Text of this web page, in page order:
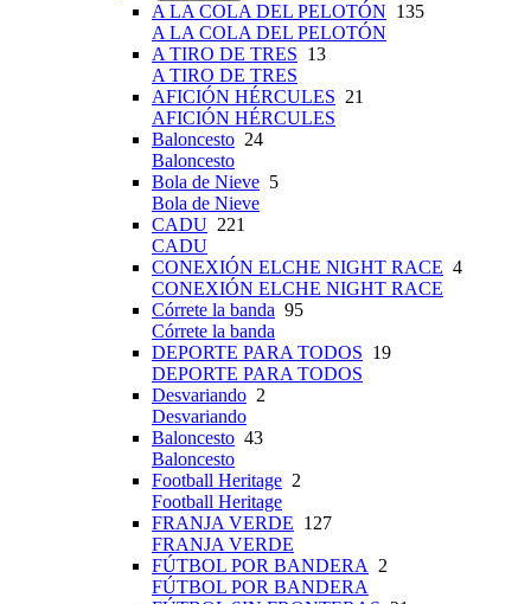
A LA COLA DEL PELOTÓN 135
A LA COLA DEL PELOTÓN
A TIRO DE TRES 13
A TIRO DE TRES
AFICIÓN HÉRCULES 21
AFICIÓN HÉRCULES
Baloncesto 24
Baloncesto
Bola de Nieve 5
Bola de Nieve
CADU 221
CADU
CONEXIÓN ELCHE NIGHT RACE 4
CONEXIÓN ELCHE NIGHT RACE
Córrete la banda 95
Córrete la banda
DEPORTE PARA TODOS 19
DEPORTE PARA TODOS
Desvariando 2
Desvariando
Baloncesto 43
Baloncesto
Football Heritage 2
Football Heritage
FRANJA VERDE 127
FRANJA VERDE
FÚTBOL POR BANDERA
2
FÚTBOL POR BANDERA